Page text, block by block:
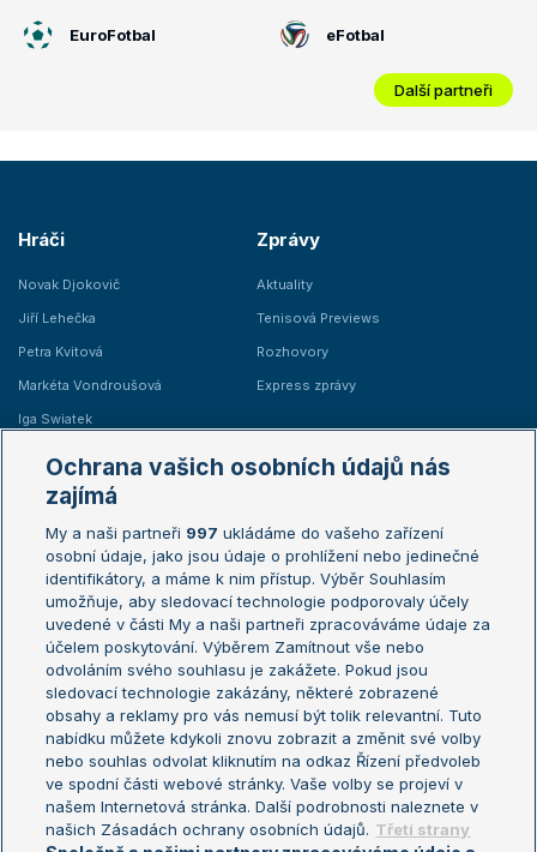
EuroFotbal eFotbal
Další partneři
Hráči
Novak Djokovič
Jiří Lehečka
Petra Kvitová
Markéta Vondroušová
Iga Swiatek
Zprávy
Aktuality
Tenisová Previews
Rozhovory
Express zprávy
Žebříčky
Žebříček ATP (muži)
Žebříček WTA (ženy)
Sázkařský žebříček
Australian Open
French Open
Wimbledon
US Open
Turnaj mistrů
Turnaj mistryň
Aktualní trendy
Fotbalové přestupy
Livesport Daily
Ochrana vašich osobních údajů nás
zajímá
My a naši partneři 997 ukládáme do vašeho zařízení
osobní údaje, jako jsou údaje o prohlížení nebo jedinečné
identifikátory, a máme k nim přístup. Výběr Souhlasím
umožňuje, aby sledovací technologie podporovaly účely
uvedené v části My a naši partneři zpracováváme údaje za
účelem poskytování. Výběrem Zamítnout vše nebo
odvoláním svého souhlasu je zakážete. Pokud jsou
sledovací technologie zakázány, některé zobrazené
obsahy a reklamy pro vás nemusí být tolik relevantní. Tuto
nabídku můžete kdykoli znovu zobrazit a změnit své volby
nebo souhlas odvolat kliknutím na odkaz Řízení předvoleb
ve spodní části webové stránky. Vaše volby se projeví v
našem Internetová stránka. Další podrobnosti naleznete v
našich Zásadách ochrany osobních údajů. Třetí strany